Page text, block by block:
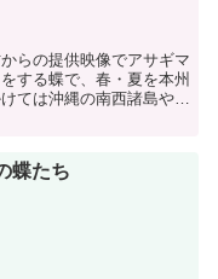
らの提供映像でアサギマ
する蝶で、春・夏を本州
ては沖縄の南西諸島や台
蝶たち